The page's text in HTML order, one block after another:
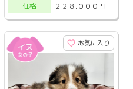
価格
２２８,０００円
お気に入り